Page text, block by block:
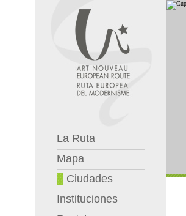
La Ruta
Mapa
Ciudades
Instituciones